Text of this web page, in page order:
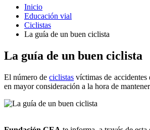
Inicio
Educación vial
Ciclistas
La guía de un buen ciclista
La guía de un buen ciclista
El número deciclistas víctimas de
en mayor consideración a la hora de